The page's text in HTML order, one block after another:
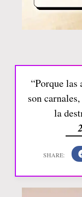
“Porque
son
la